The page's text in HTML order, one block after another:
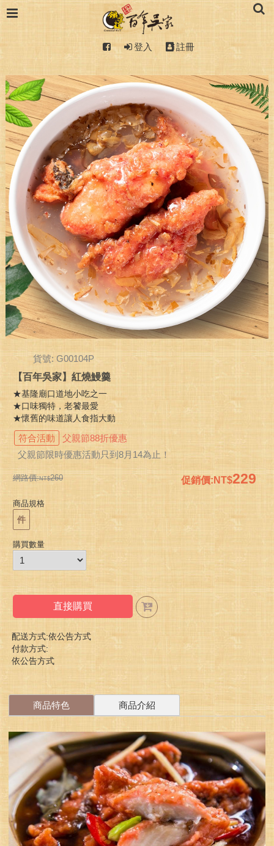
登入 註冊
貨號: G00104P
【百年吳家】紅燒鰻羹
★基隆廟口道地小吃之一
★口味獨特，老饕最愛
★懷舊的味道讓人食指大動
符合活動
父親節88折優惠
父親節限時優惠活動只到8月14為止！
網路價: 260 促銷價: 229
商品規格
件
購買數量
直接購買
配送方式:依公告方式
付款方式:
依公告方式
商品特色 商品介紹